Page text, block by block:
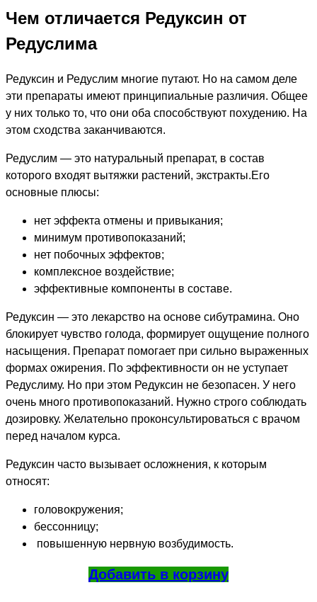
Чем отличается Редуксин от
Редуслима
Редуксин и Редуслим многие путают. Но на самом деле
эти препараты имеют принципиальные различия. Общее
у них только то, что они оба способствуют похудению. На
этом сходства заканчиваются.
Редуслим — это натуральный препарат, в состав
которого входят вытяжки растений, экстракты.Его
основные плюсы:
нет эффекта отмены и привыкания;
минимум противопоказаний;
нет побочных эффектов;
комплексное воздействие;
эффективные компоненты в составе.
Редуксин — это лекарство на основе сибутрамина. Оно
блокирует чувство голода, формирует ощущение полного
насыщения. Препарат помогает при сильно выраженных
формах ожирения. По эффективности он не уступает
Редуслиму. Но при этом Редуксин не безопасен. У него
очень много противопоказаний. Нужно строго соблюдать
дозировку. Желательно проконсультироваться с врачом
перед началом курса.
Редуксин часто вызывает осложнения, к которым
относят:
головокружения;
бессонницу;
повышенную нервную возбудимость.
Добавить в корзину